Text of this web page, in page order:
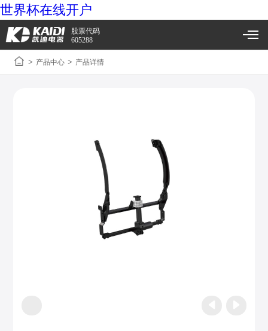
世界杯在线开户
股票代码
605288
> 产品中心 > 产品详情